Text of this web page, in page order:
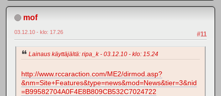
mof
#11
03.12.10 - klo: 17.26
Lainaus käyttäjältä: ripa_k - 03.12.10 - klo: 15.24
http://www.rccaraction.com/ME2/dirmod.asp?
&nm=Site+Features&type=news&mod=News&tier=3&nid
=B99582704A0F4E8B809CB532C7024722